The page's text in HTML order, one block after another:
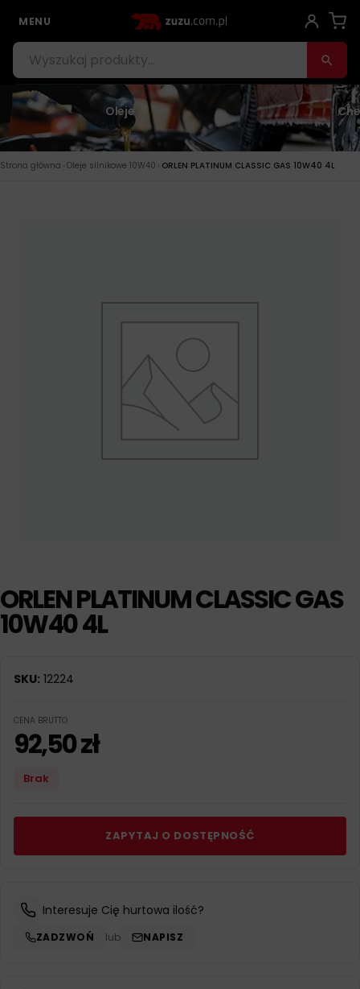
MENU
Oleje
Strona główna › Oleje silnikowe 10W40 › ORLEN PLATINUM CLASSIC GAS 10W40 4L
ORLEN PLATINUM CLASSIC GAS
10W40 4L
SKU: 12224
CENA BRUTTO
92,50zł
Brak
ZAPYTAJ O DOSTĘPNOŚĆ
Interesuje Cię hurtowa ilość?
ZADZWOŃ lub NAPISZ